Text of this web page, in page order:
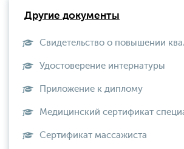
Другие документы
Свидетельство о повышении
Удостоверение интернатуры
Приложение к диплому
Медицинский сертификат
Сертификат массажиста